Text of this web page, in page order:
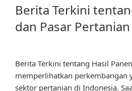
Berita Terkini
dan Pasar Pertanian
Berita Terkini tentang Hasil
memperlihatkan perkembangan
sektor pertanian di Indonesia.